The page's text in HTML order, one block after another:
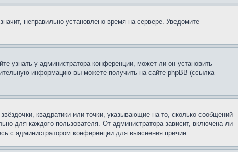
неправильно установлено время на сервере. Уведомите
узнать у администратора конференции, может ли он установить
информацию вы можете получить на сайте phpBB (ссылка
квадратики или точки, указывающие на то, сколько сообщений
для каждого пользователя. От администратора зависит, включена ли
с администратором конференции для выяснения причин.